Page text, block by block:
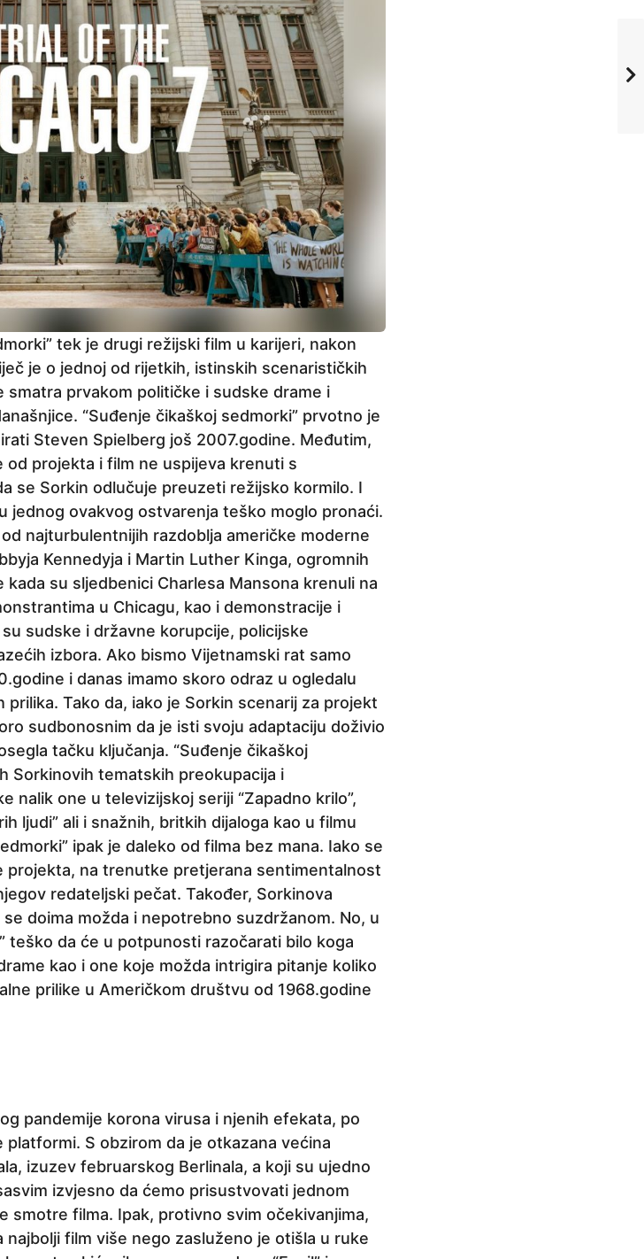
tek je drugi režijski film u karijeri, nakon
je o jednoj od rijetkih, istinskih scenarističkih
prvakom političke i sudske drame i
“Suđenje čikaškoj sedmorki” prvotno je
Steven Spielberg još 2007.godine. Međutim,
projekta i film ne uspijeva krenuti s
se Sorkin odlučuje preuzeti režijsko kormilo. I
jednog ovakvog ostvarenja teško moglo pronaći.
najturbulentnijih razdoblja američke moderne
Kennedyja i Martin Luther Kinga, ogromnih
su sljedbenici Charlesa Mansona krenuli na
u Chicagu, kao i demonstracije i
sudske i državne korupcije, policijske
izbora. Ako bismo Vijetnamski rat samo
i danas imamo skoro odraz u ogledalu
Tako da, iako je Sorkin scenarij za projekt
sudbonosnim da je isti svoju adaptaciju doživio
tačku ključanja. “Suđenje čikaškoj
Sorkinovih tematskih preokupacija i
nalik one u televizijskoj seriji “Zapadno krilo”,
ljudi” ali i snažnih, britkih dijaloga kao u filmu
ipak je daleko od filma bez mana. Iako se
projekta, na trenutke pretjerana sentimentalnost
redateljski pečat. Također, Sorkinova
doima možda i nepotrebno suzdržanom. No, u
teško da će u potpunosti razočarati bilo koga
kao i one koje možda intrigira pitanje koliko
prilike u Američkom društvu od 1968.godine
pandemije korona virusa i njenih efekata, po
S obzirom da je otkazana većina
izuzev februarskog Berlinala, a koji su ujedno
izvjesno da ćemo prisustvovati jednom
smotre filma. Ipak, protivno svim očekivanjima,
najbolji film više nego zasluženo je otišla u ruke